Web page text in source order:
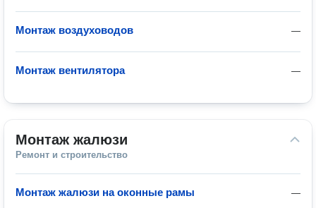
—
Монтаж воздуховодов
—
Монтаж вентилятора
Монтаж жалюзи
Ремонт и строительство
—
Монтаж жалюзи на оконные рамы